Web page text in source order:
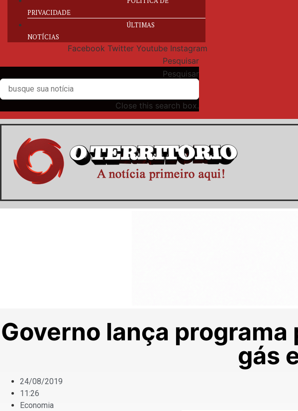
PRIVACIDADE
ÚLTIMAS
NOTÍCIAS
Facebook Twitter Youtube Instagram
Pesquisar
Pesquisar
Close this search box.
Governo lança
gás
24/08/2019
11:26
Economia